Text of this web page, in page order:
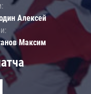
Алексей
Максим